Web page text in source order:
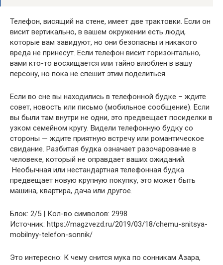
Телефон, висящий на стене, имеет две трактовки. Если он
висит вертикально, в вашем окружении есть люди,
которые вам завидуют, но они безопасны и никакого
вреда не принесут. Если телефон висит горизонтально,
вами кто-то восхищается или тайно влюблен в вашу
персону, но пока не спешит этим поделиться.
Если во сне вы находились в телефонной будке – ждите
совет, новость или письмо (мобильное сообщение). Если
вы были там внутри не одни, это предвещает посиделки в
узком семейном кругу. Видели телефонную будку со
стороны — ждите приятную встречу или романтическое
свидание. Разбитая будка означает разочарование в
человеке, который не оправдает ваших ожиданий.
Необычная или нестандартная телефонная будка
предвещает новую крупную покупку, это может быть
машина, квартира, дача или другое.
Блок: 2/5 | Кол-во символов: 2998
Источник: https://magzvezd.ru/2019/03/18/chemu-snitsya-
mobilnyy-telefon-sonnik/
Это интересно: К чему снится мука по сонникам Азара,